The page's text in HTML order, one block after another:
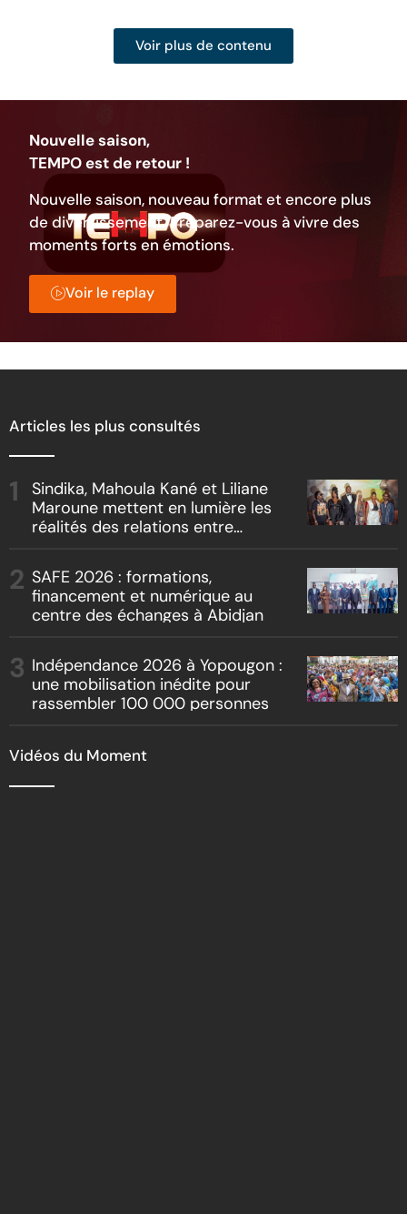
Voir plus de contenu
Nouvelle saison,
TEMPO est de retour !
Nouvelle saison, nouveau format et encore plus
de divertissement. Préparez-vous à vivre des
moments forts en émotions.
Voir le replay
Articles les plus consultés
Sindika, Mahoula Kané et Liliane
Maroune mettent en lumière les
réalités des relations entre
« Boss vs Boss »
SAFE 2026 : formations,
financement et numérique au
centre des échanges à Abidjan
Indépendance 2026 à Yopougon :
une mobilisation inédite pour
rassembler 100 000 personnes
Vidéos du Moment